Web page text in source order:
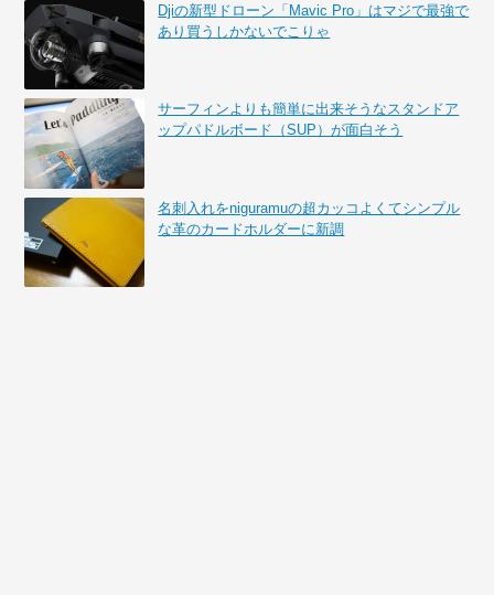
Djiの新型ドローン「Mavic Pro」はマジで最強で
あり買うしかないでこりゃ
サーフィンよりも簡単に出来そうなスタンドア
ップパドルボード（SUP）が面白そう
名刺入れをniguramuの超カッコよくてシンプル
な革のカードホルダーに新調